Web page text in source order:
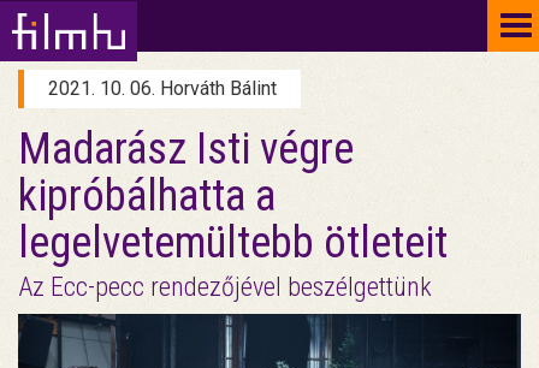
2021. 10. 06. Horváth Bálint
Madarász Isti végre
kipróbálhatta a
legelvetemültebb ötleteit
Az Ecc-pecc rendezőjével beszélgettünk